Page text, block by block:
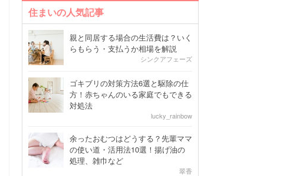
住まいの人気記事
親と同居する場合の生活費は？いく
らもらう・支払うか相場を解説
シンクアフェーズ
ゴキブリの対策方法6選と駆除の仕
方！赤ちゃんのいる家庭でもできる
対処法
lucky_rainbow
余ったおむつはどうする？先輩ママ
の使い道・活用法10選！揚げ油の
処理、雑巾など
翠香